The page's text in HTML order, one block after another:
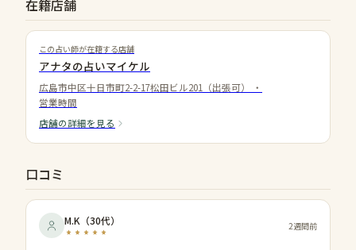
在籍店舗
この占い師が在籍する店舗
アナタの占いマイケル
広島市中区十日市町2-2-17松田ビル201（出張可）
・
営業時間
店舗の詳細を見る
口コミ
M.K （30代） 2週間前